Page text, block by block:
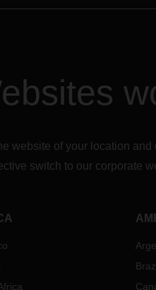
website of your location
switch to our corporate